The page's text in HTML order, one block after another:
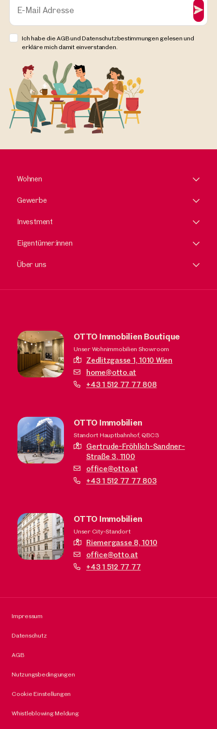
E-Mail Adresse
Ich habe die AGB und Datenschutzbestimmungen gelesen und
erkläre mich damit einverstanden.
Wohnen
Gewerbe
Investment
Eigentümer:innen
Über uns
OTTO Immobilien Boutique
Unser Wohnimmobilien Showroom
Zedlitzgasse 1,1010 Wien
home@otto.at
+43 1 512 77 77 808
OTTO Immobilien
Standort Hauptbahnhof, QBC3
Gertrude-Fröhlich-Sandner-
Straße 3, 1100
office@otto.at
+43 1 512 77 77 803
OTTO Immobilien
Unser City-Standort
Riemergasse 8,1010
office@otto.at
+43 1 512 77 77
Impressum
Datenschutz
AGB
Nutzungsbedingungen
Cookie Einstellungen
Whistleblowing Meldung